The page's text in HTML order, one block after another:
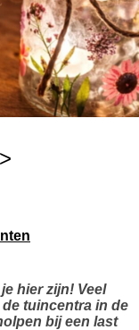
hier zijn! Veel
tuincentra in de
bij een last